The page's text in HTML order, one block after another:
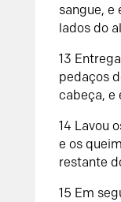
sangue, e
lados do
13
pedaços
cabeça, e
14 Lavou
e os
restante
15 Em